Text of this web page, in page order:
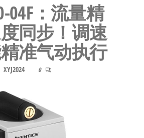
04F：流量精
同步！调速
准气动执行​
XYJ2024 0